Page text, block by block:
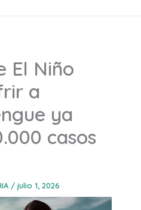
El Niño
a
ya
casos
/ julio 1, 2026